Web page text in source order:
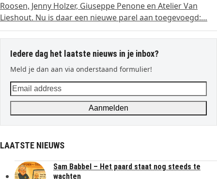
Roosen, Jenny Holzer, Giuseppe Penone en Atelier Van
Lieshout. Nu is daar een nieuwe parel aan toegevoegd:…
Iedere dag het laatste nieuws in je inbox?
Meld je dan aan via onderstaand formulier!
Email
address
Aanmelden
LAATSTE NIEUWS
Sam Babbel – Het paard staat nog steeds te
wachten